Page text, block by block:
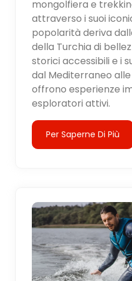
mongolfiera e
attraverso i suoi
popolarità deriva
della Turchia di
storici accessibili e i
dal Mediterraneo
offrono esperienze
esploratori attivi.
Per Saperne Di Più